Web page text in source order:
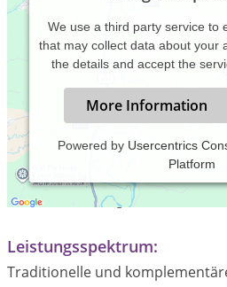
We use a third party service to
that may collect data about your
the details and accept the
More Information
Powered by Usercentrics
Platform
Praxiszeiten:
Nach Vereinbarung
Leistungsspektrum:
Traditionelle und